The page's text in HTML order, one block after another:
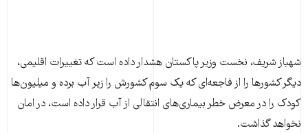
شهباز شریف، نخست وزیر پاکستان هشدار داده است که تغییرات اقلیمی،
دیگر کشورها را از فاجعه‌ای که یک سوم کشورش را زیر آب برده و میلیون‌ها
کودک را در معرض خطر بیماری‌های انتقالی از آب قرار داده است، در امان
نخواهد گذاشت.